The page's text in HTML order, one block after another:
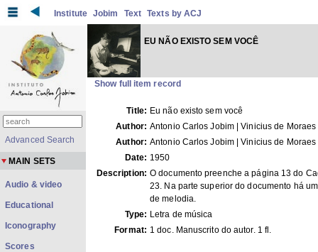
Institute Jobim Text Texts by ACJ
EU NÃO EXISTO SEM VOCÊ
Show full item record
Title: Eu não existo sem você
Author: Antonio Carlos Jobim | Vinicius de Moraes
Author: Antonio Carlos Jobim | Vinicius de Moraes
Date: 1950
Description: O documento preenche a página 13 do
23. Na parte superior do documento há
de melodia.
Type: Letra de música
Format: 1 doc. Manuscrito do autor. 1 fl.
Advanced Search
MAIN SETS
Audio & video
Educational
Iconography
Scores